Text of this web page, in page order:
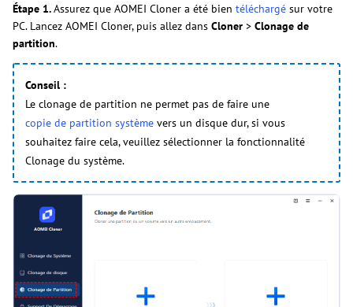
Étape 1.Assurez que AOMEI Cloner a été bien téléchargé sur votre
PC. Lancez AOMEI Cloner, puis allez dans Cloner > Clonage de
partition.
Conseil :
Le clonage de partition ne permet pas de faire une
copie de partition système vers un disque dur, si vous
souhaitez faire cela, veuillez sélectionner la fonctionnalité
Clonage du système.